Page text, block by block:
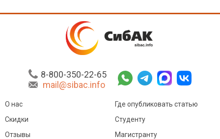
8-800-350-22-65
mail@sibac.info
О нас
Скидки
Отзывы
Где опубликовать статью
Студенту
Магистранту